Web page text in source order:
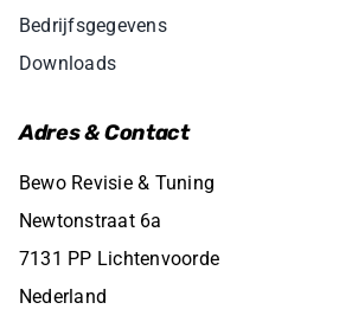
Bedrijfsgegevens
Downloads
Adres & Contact
Bewo Revisie & Tuning
Newtonstraat 6a
7131 PP Lichtenvoorde
Nederland